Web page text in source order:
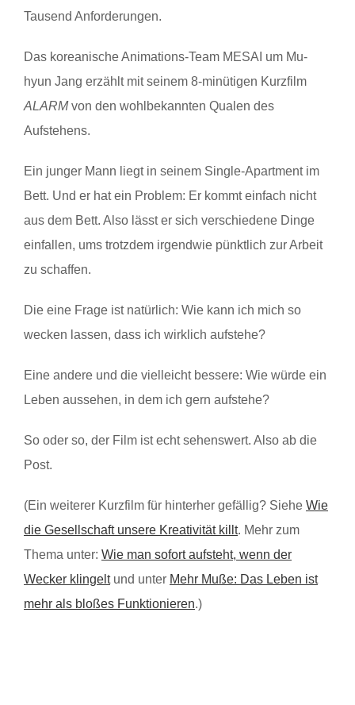
Tausend Anforderungen.
Das koreanische Animations-Team MESAI um Mu-
hyun Jang erzählt mit seinem 8-minütigen Kurzfilm
ALARMvon den wohlbekannten Qualen des
Aufstehens.
Ein junger Mann liegt in seinem Single-Apartment im
Bett. Und er hat ein Problem: Er kommt einfach nicht
aus dem Bett. Also lässt er sich verschiedene Dinge
einfallen, ums trotzdem irgendwie pünktlich zur Arbeit
zu schaffen.
Die eine Frage ist natürlich: Wie kann ich mich so
wecken lassen, dass ich wirklich aufstehe?
Eine andere und die vielleicht bessere: Wie würde ein
Leben aussehen, in dem ich gern aufstehe?
So oder so, der Film ist echt sehenswert. Also ab die
Post.
(Ein weiterer Kurzfilm für hinterher gefällig? Siehe Wie
die Gesellschaft unsere Kreativität killt. Mehr zum
Thema unter: Wie man sofort aufsteht, wenn der
Wecker klingeltund unter Mehr Muße: Das Leben ist
mehr als bloßes Funktionieren.)